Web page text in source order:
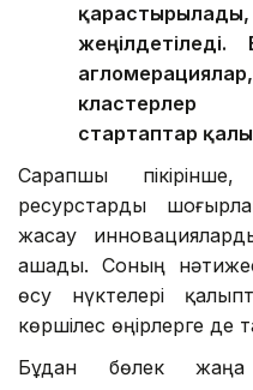
кластерлер
стартаптар
Сарапшы
ресурстарды
жасау
ашады. Соның
өсу нүктелері
көршілес өңірлерге де
Бұдан бөлек жаңа